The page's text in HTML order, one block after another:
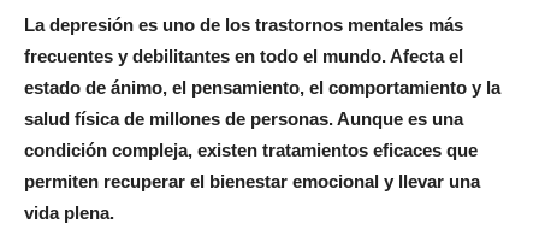
La depresión es uno de los trastornos mentales más
frecuentes y debilitantes en todo el mundo. Afecta el
estado de ánimo, el pensamiento, el comportamiento y la
salud física de millones de personas. Aunque es una
condición compleja, existen tratamientos eficaces que
permiten recuperar el bienestar emocional y llevar una
vida plena.